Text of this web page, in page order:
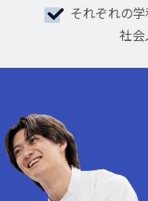
それぞれの
社